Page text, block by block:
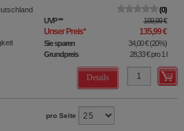
0
UVP** 169,99 €
Unser Preis* 135,99 €
Sie sparen 34,00 €(20%)
Grundpreis
28,33 €pro 1 l
Details
pro Seite